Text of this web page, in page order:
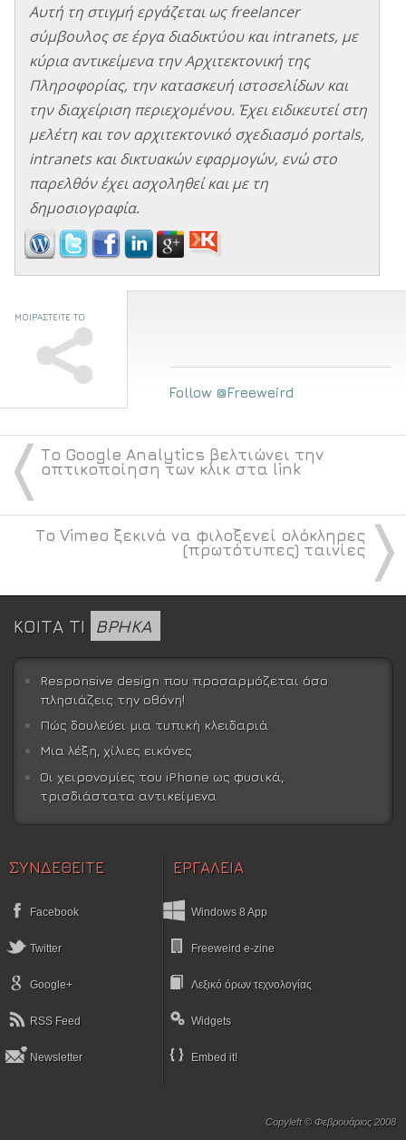
Αυτή τη στιγμή εργάζεται ως freelancer
σύμβουλος σε έργα διαδικτύου και intranets, με
κύρια αντικείμενα την Αρχιτεκτονική της
Πληροφορίας, την κατασκευή ιστοσελίδων και
την διαχείριση περιεχομένου. Έχει ειδικευτεί στη
μελέτη και τον αρχιτεκτονικό σχεδιασμό portals,
intranets και δικτυακών εφαρμογών, ενώ στο
παρελθόν έχει ασχοληθεί και με τη
δημοσιογραφία.
ΜΟΙΡΑΣΤΕΙΤΕ ΤΟ
Follow @Freeweird
〈 Το Google Analytics βελτιώνει την
οπτικοποίηση των κλικ στα link
〉
Το Vimeo ξεκινά να φιλοξενεί ολόκληρες
(πρωτότυπες) ταινίες
ΚΟΙΤΑ ΤΙ ΒΡΗΚΑ
Responsive design που προσαρμόζεται όσο
πλησιάζεις την οθόνη!
Πώς δουλεύει μια τυπική κλειδαριά
Μια λέξη, χίλιες εικόνες
Οι χειρονομίες του iPhone ως φυσικά,
τρισδιάστατα αντικείμενα
ΣΥΝΔΕΘΕΙΤΕ
Facebook
Twitter
Google+
RSS Feed
Newsletter
ΕΡΓΑΛΕΙΑ
Windows 8 App
Freeweird e-zine
Λεξικό όρων τεχνολογίας
Widgets
Embed it!
Copyleft © Φεβρουάριος 2008